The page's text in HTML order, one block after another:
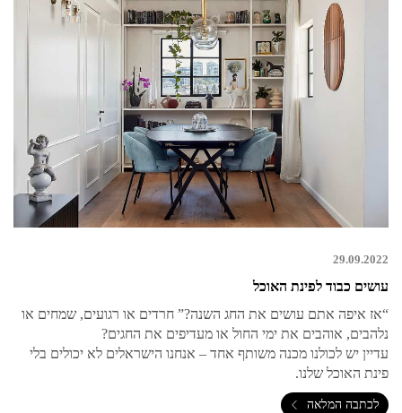
29.09.2022
עושים כבוד לפינת האוכל
“אז איפה אתם עושים את החג השנה?” חרדים או רגועים, שמחים או
נלהבים, אוהבים את ימי החול או מעדיפים את החגים?
עדיין יש לכולנו מכנה משותף אחד – אנחנו הישראלים לא יכולים בלי
פינת האוכל שלנו.
לכתבה המלאה